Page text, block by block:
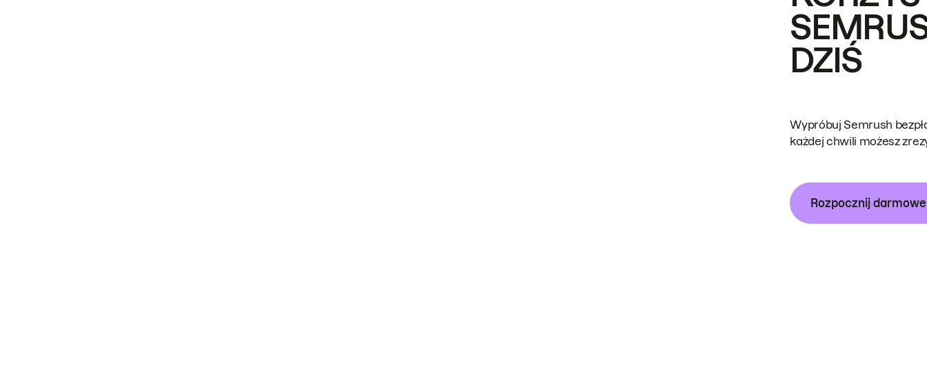
DZIŚ
Wypróbuj Semrush
każdej chwili możesz
Rozpocznij